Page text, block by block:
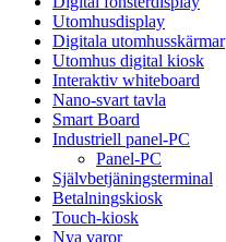
Utomhusdisplay
Digitala utomhusskärmar
Utomhus digital kiosk
Interaktiv whiteboard
Nano-svart tavla
Smart Board
Industriell panel-PC
Panel-PC
Självbetjäningsterminal
Betalningskiosk
Touch-kiosk
Nya varor